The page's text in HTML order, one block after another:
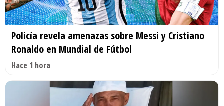
Policía revela amenazas sobre Messi y Cristiano
Ronaldo en Mundial de Fútbol
Hace 1 hora